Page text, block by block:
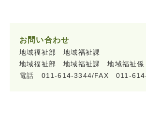
お問い合わせ
地域福祉部 地域福祉課
地域福祉部 地域福祉課 地域福祉係
電話 011-614-3344/FAX 011-